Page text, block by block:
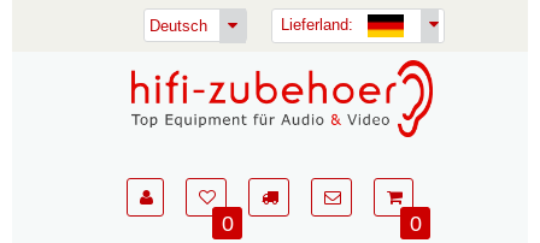
Deutsch Lieferland:
0 0